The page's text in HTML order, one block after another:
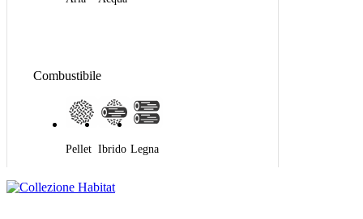
Combustibile
Pellet Ibrido Legna